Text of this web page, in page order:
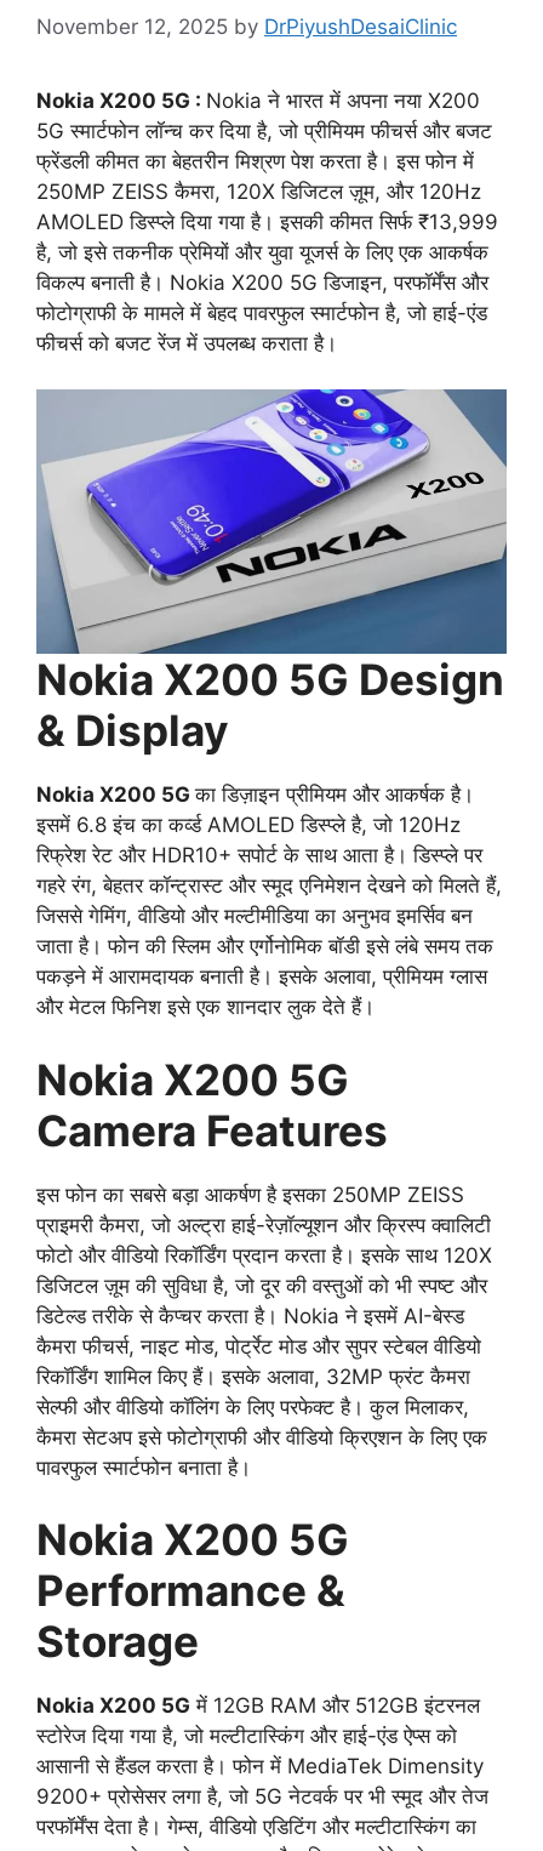
November 12, 2025 by DrPiyushDesaiClinic
Nokia X200 5G : Nokia ने भारत में अपना नया X200
5G स्मार्टफोन लॉन्च कर दिया है, जो प्रीमियम फीचर्स और बजट
फ्रेंडली कीमत का बेहतरीन मिश्रण पेश करता है। इस फोन में
250MP ZEISS कैमरा, 120X डिजिटल ज़ूम, और 120Hz
AMOLED डिस्प्ले दिया गया है। इसकी कीमत सिर्फ ₹13,999
है, जो इसे तकनीक प्रेमियों और युवा यूजर्स के लिए एक आकर्षक
विकल्प बनाती है। Nokia X200 5G डिजाइन, परफॉर्मेंस और
फोटोग्राफी के मामले में बेहद पावरफुल स्मार्टफोन है, जो हाई-एंड
फीचर्स को बजट रेंज में उपलब्ध कराता है।
Nokia X200 5G Design
& Display
Nokia X200 5Gका डिज़ाइन प्रीमियम और आकर्षक है।
इसमें 6.8 इंच का कर्व्ड AMOLED डिस्प्ले है, जो 120Hz
रिफ्रेश रेट और HDR10+ सपोर्ट के साथ आता है। डिस्प्ले पर
गहरे रंग, बेहतर कॉन्ट्रास्ट और स्मूद एनिमेशन देखने को मिलते हैं,
जिससे गेमिंग, वीडियो और मल्टीमीडिया का अनुभव इमर्सिव बन
जाता है। फोन की स्लिम और एर्गोनोमिक बॉडी इसे लंबे समय तक
पकड़ने में आरामदायक बनाती है। इसके अलावा, प्रीमियम ग्लास
और मेटल फिनिश इसे एक शानदार लुक देते हैं।
Nokia X200 5G
Camera Features
इस फोन का सबसे बड़ा आकर्षण है इसका 250MP ZEISS
प्राइमरी कैमरा, जो अल्ट्रा हाई-रेज़ॉल्यूशन और क्रिस्प क्वालिटी
फोटो और वीडियो रिकॉर्डिंग प्रदान करता है। इसके साथ 120X
डिजिटल ज़ूम की सुविधा है, जो दूर की वस्तुओं को भी स्पष्ट और
डिटेल्ड तरीके से कैप्चर करता है। Nokia ने इसमें AI-बेस्ड
कैमरा फीचर्स, नाइट मोड, पोर्ट्रेट मोड और सुपर स्टेबल वीडियो
रिकॉर्डिंग शामिल किए हैं। इसके अलावा, 32MP फ्रंट कैमरा
सेल्फी और वीडियो कॉलिंग के लिए परफेक्ट है। कुल मिलाकर,
कैमरा सेटअप इसे फोटोग्राफी और वीडियो क्रिएशन के लिए एक
पावरफुल स्मार्टफोन बनाता है।
Nokia X200 5G
Performance &
Storage
Nokia X200 5G में 12GB RAM और 512GB इंटरनल
स्टोरेज दिया गया है, जो मल्टीटास्किंग और हाई-एंड ऐप्स को
आसानी से हैंडल करता है। फोन में MediaTek Dimensity
9200+ प्रोसेसर लगा है, जो 5G नेटवर्क पर भी स्मूद और तेज
परफॉर्मेंस देता है। गेम्स, वीडियो एडिटिंग और मल्टीटास्किंग का